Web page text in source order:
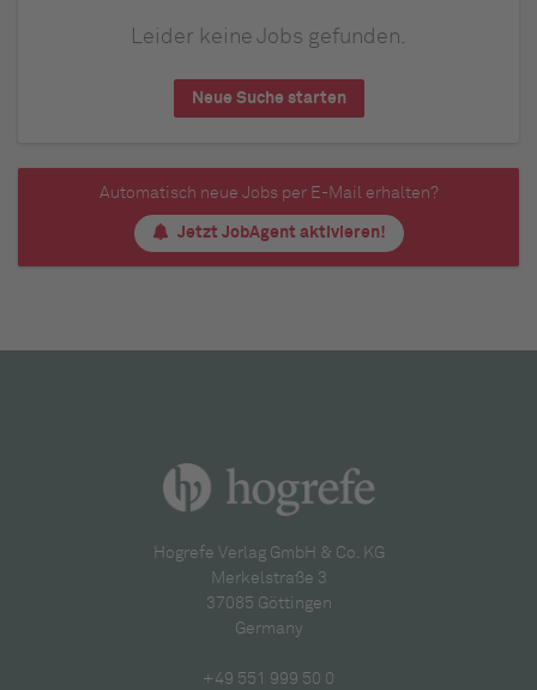
Leider keine Jobs gefunden.
Neue Suche starten
Automatisch neue Jobs per E-Mail erhalten?
Jetzt JobAgent aktivieren!
Hogrefe Verlag GmbH & Co. KG
Merkelstraße 3
37085 Göttingen
Germany
+49 551 999 50 0